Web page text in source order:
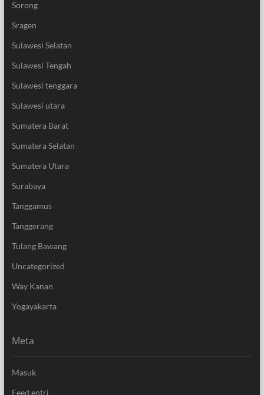
Sorong
Sragen
Sulawesi Selatan
Sulawesi Tengah
Sulawesi tenggara
Sulawesi utara
Sumatera Barat
Sumatera Selatan
Sumatera Utara
Surabaya
Tanggamus
Tanggerang
Tulang Bawang
Uncategorized
Way Kanan
Yogayakarta
Meta
Masuk
Feed entri